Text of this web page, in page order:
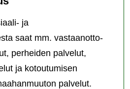
ja
saat mm. vastaanotto-
perheiden palvelut,
ja kotoutumisen
palvelut.